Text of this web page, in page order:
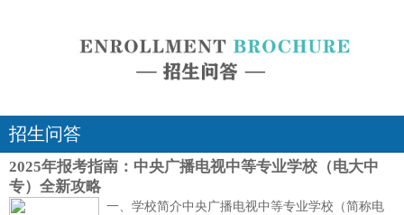
招生问答
2025年报考指南：中央广播电视中等专业学校（电大中
专）全新攻略
一、学校简介中央广播电视中等专业学校（简称电